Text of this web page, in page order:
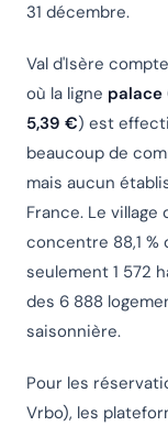
31 décembre.
Val d'Isère
où la ligne palace
5,39 €) est
beaucoup de
mais aucun
France. Le village
concentre 88,1
seulement 1 572
des 6 888
saisonnière.
Pour les
Vrbo), les